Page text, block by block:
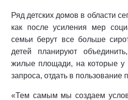
Ряд детских домов в области
как после усиления мер
семьи берут все больше
детей планируют
жилые площади, на которые у
запроса, отдать в
«Тем самым мы создаем